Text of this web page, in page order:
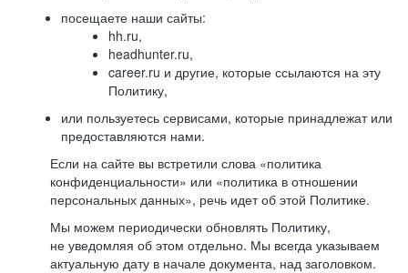
посещаете наши сайты:
hh.ru,
headhunter.ru,
career.ru и другие, которые ссылаются на эту
Политику,
или пользуетесь сервисами, которые принадлежат или
предоставляются нами.
Если на сайте вы встретили слова «политика
конфиденциальности» или «политика в отношении
персональных данных», речь идет об этой Политике.
Мы можем периодически обновлять Политику,
не уведомляя об этом отдельно. Мы всегда указываем
актуальную дату в начале документа, над заголовком.